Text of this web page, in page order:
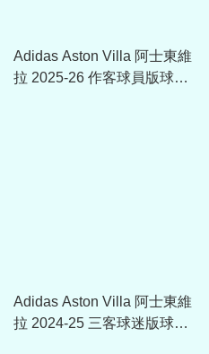
Adidas Aston Villa 阿士東維
拉 2025-26 作客球員版球衣
Adidas Aston Villa 阿士東維
拉 2024-25 三客球迷版球衣